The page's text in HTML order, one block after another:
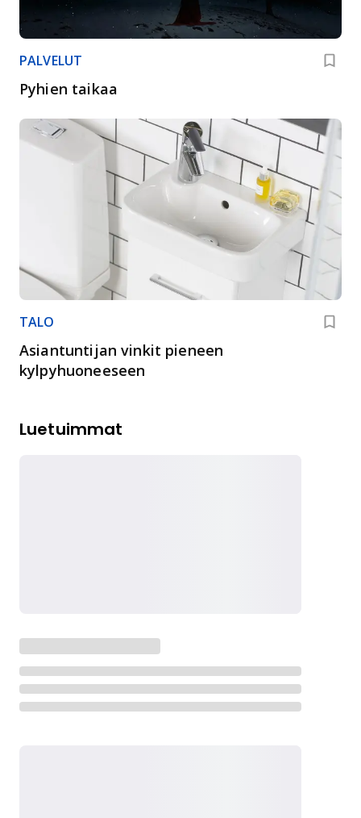
PALVELUT
Pyhien taikaa
TALO
Asiantuntijan vinkit pieneen
kylpyhuoneeseen
Luetuimmat